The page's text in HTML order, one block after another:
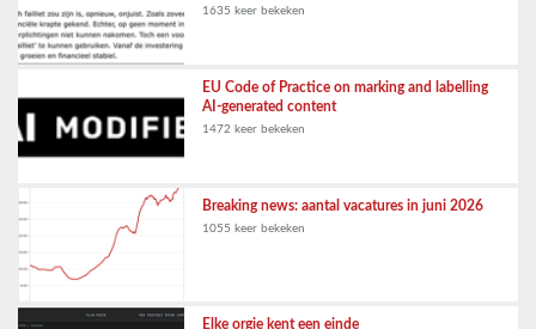
1635 keer bekeken
EU Code of Practice on marking and labelling
AI-generated content
1472 keer bekeken
Breaking news: aantal vacatures in juni 2026
1055 keer bekeken
Elke orgie kent een einde